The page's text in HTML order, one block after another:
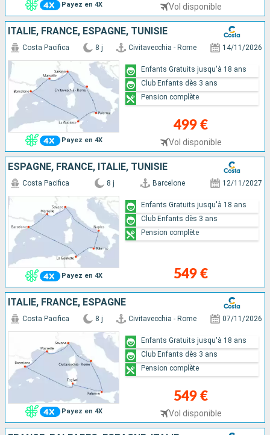
Payez en 4X Vol disponible
ITALIE, FRANCE, ESPAGNE, TUNISIE
Payez en 4X
Costa Pacifica 8 j Civitavecchia - Rome 14/11/2026
499 €
Vol disponible
Enfants Gratuits jusqu'à 18 ans
Club Enfants dès 3 ans
Pension complète
ESPAGNE, FRANCE, ITALIE, TUNISIE
Payez en 4X
Costa Pacifica 8 j Barcelone 12/11/2027
549 €
Enfants Gratuits jusqu'à 18 ans
Club Enfants dès 3 ans
Pension complète
ITALIE, FRANCE, ESPAGNE
Payez en 4X
Costa Pacifica 8 j Civitavecchia - Rome 07/11/2026
549 €
Vol disponible
Enfants Gratuits jusqu'à 18 ans
Club Enfants dès 3 ans
Pension complète